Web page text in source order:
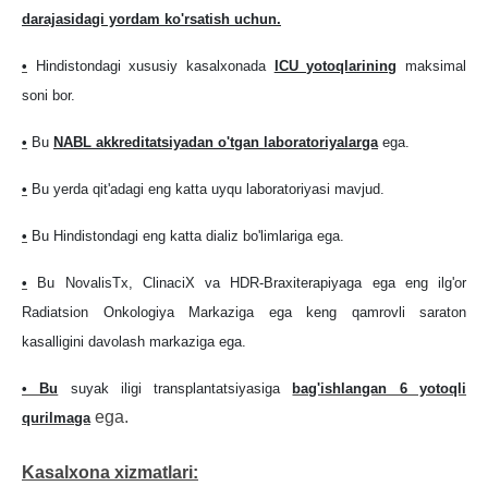
darajasidagi yordam ko'rsatish uchun.
• Hindistondagi xususiy kasalxonada ICU yotoqlarining maksimal
soni bor.
• Bu NABL akkreditatsiyadan o'tgan laboratoriyalargaega.
• Bu yerda qit'adagi eng katta uyqu laboratoriyasi mavjud.
• Bu Hindistondagi eng katta dializ bo'limlariga ega.
•
Bu NovalisTx, ClinaciX va HDR-Braxiterapiyaga ega eng ilg'or
Radiatsion Onkologiya Markaziga ega keng qamrovli saraton
kasalligini davolash markaziga ega.
• Bu suyak iligi transplantatsiyasiga
bag'ishlangan 6 yotoqli
qurilmaga ega.
Kasalxona xizmatlari: